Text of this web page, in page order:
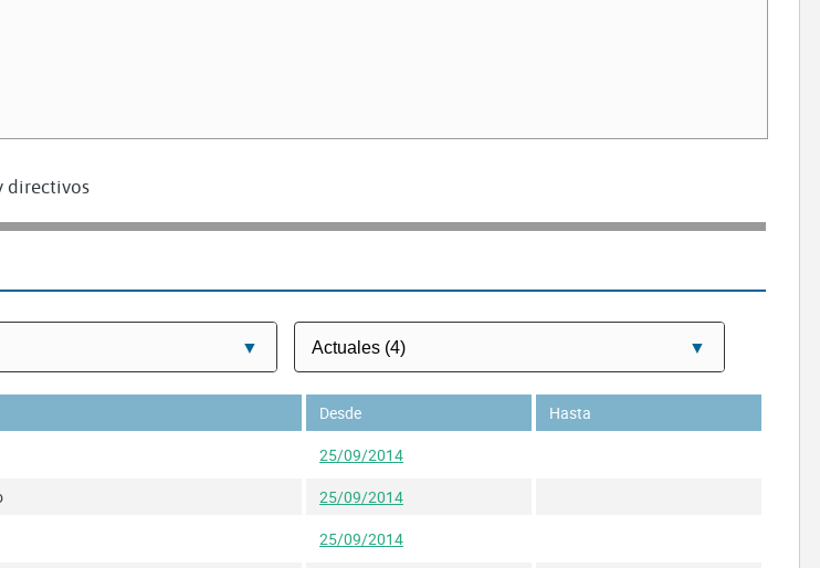
directivos
Desde
Hasta
25/09/2014
25/09/2014
25/09/2014